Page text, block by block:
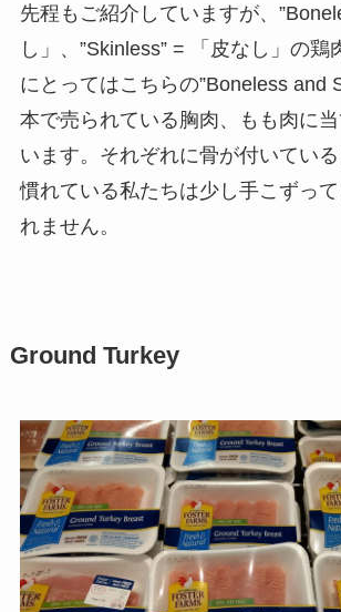
先程もご紹介していますが、
し」、”Skinless” = 「皮なし」の鶏
にとってはこちらの”Boneless and
本で売られている胸肉、もも肉に
います。それぞれに骨が付いてい
慣れている私たちは少し手こずっ
れません。
Ground Turkey